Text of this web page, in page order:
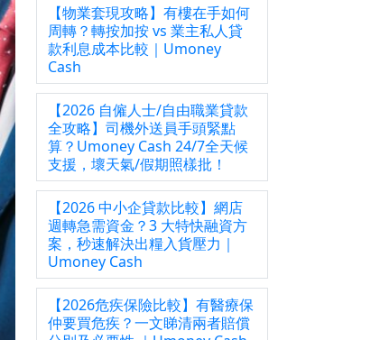
【物業套現攻略】有樓在手如何
周轉？轉按加按 vs 業主私人貸
款利息成本比較｜Umoney
Cash
【2026 自僱人士/自由職業貸款
全攻略】司機外送員手頭緊點
算？Umoney Cash 24/7全天候
支援，壞天氣/假期照樣批！
【2026 中小企貸款比較】網店
週轉急需資金？3 大特快融資方
案，秒速解決出糧入貨壓力｜
Umoney Cash
【2026危疾保險比較】有醫療保
仲要買危疾？一文睇清兩者賠償